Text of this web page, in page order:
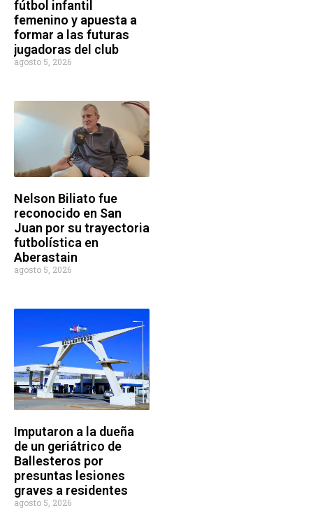
fútbol infantil
femenino y apuesta a
formar a las futuras
jugadoras del club
agosto 5, 2026
Nelson Biliato fue
reconocido en San
Juan por su trayectoria
futbolística en
Aberastain
agosto 5, 2026
Imputaron a la dueña
de un geriátrico de
Ballesteros por
presuntas lesiones
graves a residentes
agosto 5, 2026